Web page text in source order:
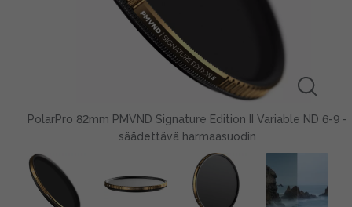
PolarPro 82mm PMVND Signature Edition II Variable ND 6-9 -
säädettävä harmaasuodin